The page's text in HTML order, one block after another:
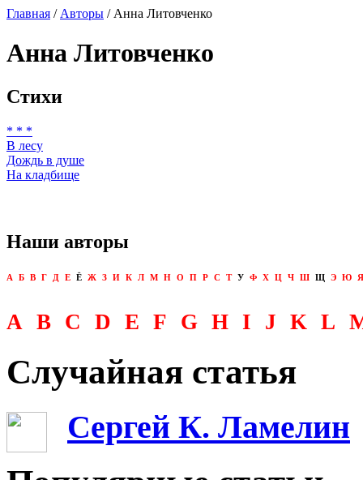
Главная / Авторы / Анна Литовченко
Анна Литовченко
Стихи
* * *
В лесу
Дождь в душе
На кладбище
Наши авторы
А Б В Г Д Е Ё Ж З И К Л М Н О П Р С Т У Ф Х Ц Ч Ш Щ Э Ю Я
A B C D E F G H I J K L
Случайная статья
Сергей К. Ламелин